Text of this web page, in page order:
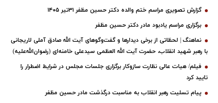
گزارش تصویری مراسم ختم والده دکتر حسین مظفر ۳۱تیر ۱۴۰۵
برگزاری مراسم یادبود مادر دکتر حسین مظفر
نماهنگ | لحظاتی از برخی دیدارها و گفت‌وگوهای آیت ‌الله صادق آملی لاریجانی
با رهبر شهید انقلاب، حضرت آیت‌ الله العظمی سیدعلی خامنه‌ای (رضوان‌الله‌علیه)
فیلم/ هیات عالی نظارت سازوکار برگزاری جلسات مجلس در شرایط اضطرار را
تایید کرد
پیام تسلیت رهبر انقلاب به مناسبت درگذشت مادر حسین مظفر